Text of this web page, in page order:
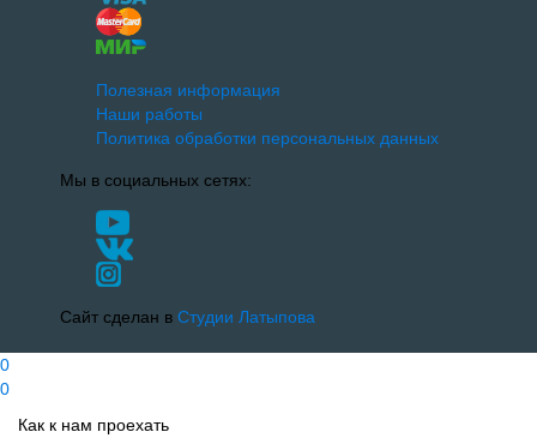
Полезная информация
Наши работы
Политика обработки персональных данных
Мы в социальных сетях:
Сайт сделан в Студии Латыпова
0
0
Как к нам проехать